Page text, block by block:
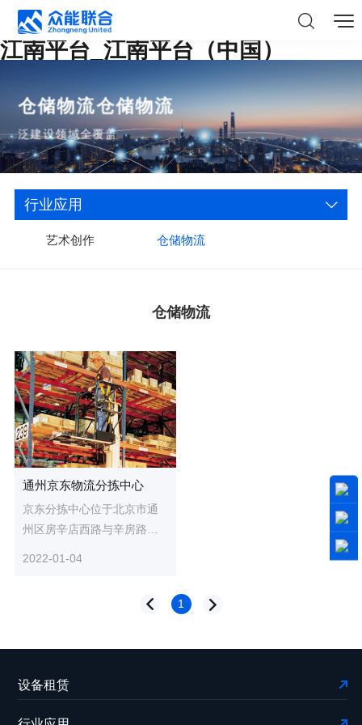
江南平台_江南平台（中国）
仓储物流仓储物流
泛建设领域全覆盖
行业应用
艺术创作 仓储物流
仓储物流
通州京东物流分拣中心
京东分拣中心位于北京市通
州区房辛店西路与辛房路交
2022-01-04
1
设备租赁